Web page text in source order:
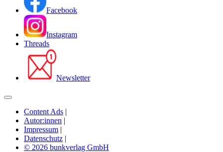
Facebook
Instagram
Threads
Newsletter
Content Ads |
Autor:innen |
Impressum |
Datenschutz |
© 2026 bunkverlag GmbH